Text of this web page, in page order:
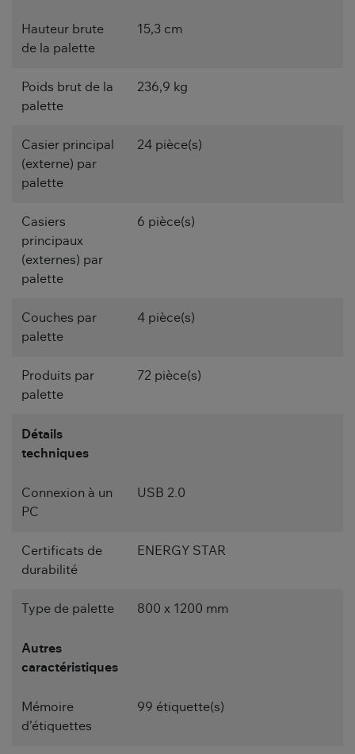
Hauteur brute
de la palette
15,3 cm
Poids brut de la
palette
236,9 kg
Casier principal
(externe) par
palette
24 pièce(s)
Casiers
principaux
(externes) par
palette
6 pièce(s)
Couches par
palette
4 pièce(s)
Produits par
palette
72 pièce(s)
Détails
techniques
Connexion à un
PC
USB 2.0
Certificats de
durabilité
ENERGY STAR
Type de palette 800 x 1200 mm
Autres
caractéristiques
Mémoire
d’étiquettes
99 étiquette(s)